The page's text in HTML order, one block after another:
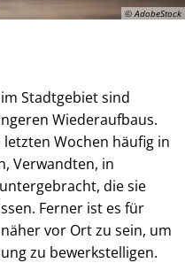
© AdobeStock
Stadtgebiet sind
Wiederaufbaus.
Wochen häufig in
Verwandten, in
die sie
Ferner ist es für
vor Ort zu sein, um
zu bewerkstelligen.